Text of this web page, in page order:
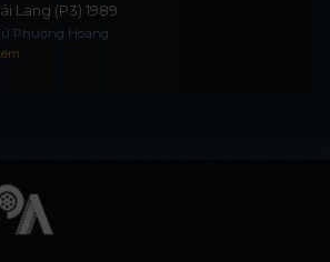
Lang (P3) 1989
Phượng Hoàng